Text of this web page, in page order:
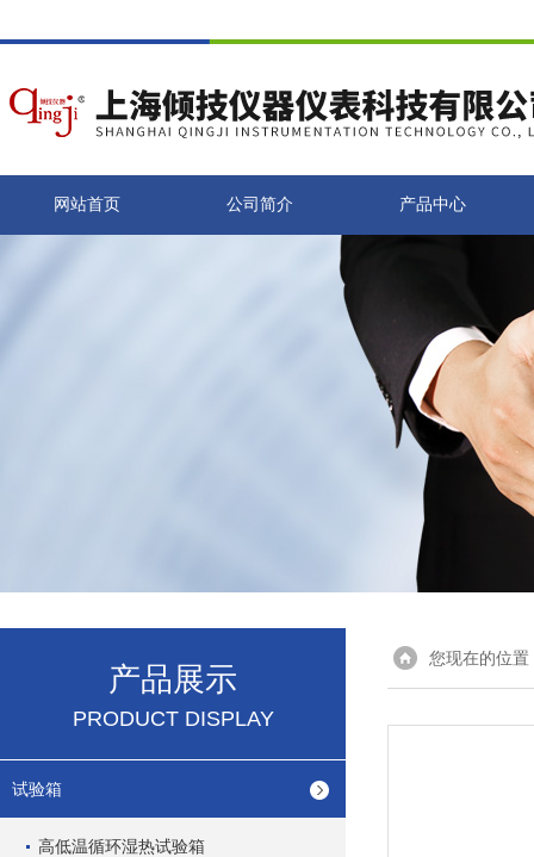
网站首页 公司简介 产品中心
产品展示
PRODUCT DISPLAY
试验箱
高低温循环湿热试验箱
您现在的位置